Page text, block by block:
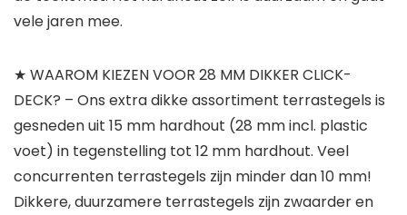
vele jaren mee.
★ WAAROM KIEZEN VOOR 28 MM DIKKER CLICK-
DECK? – Ons extra dikke assortiment terrastegels is
gesneden uit 15 mm hardhout (28 mm incl. plastic
voet) in tegenstelling tot 12 mm hardhout. Veel
concurrenten terrastegels zijn minder dan 10 mm!
Dikkere, duurzamere terrastegels zijn zwaarder en